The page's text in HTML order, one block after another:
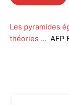
Les pyramides
théories … AFP